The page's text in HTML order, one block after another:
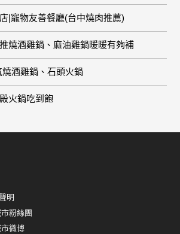
|寵物友善餐廳(台中燒肉推薦)
燒酒雞鍋、麻油雞鍋暖暖有夠補
酒雞鍋、石頭火鍋
火鍋吃到飽
明
粉絲團
微博